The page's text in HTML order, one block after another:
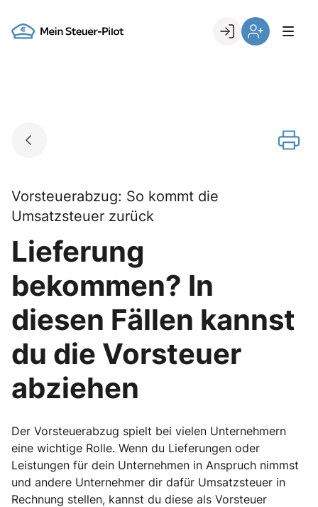
content
Go to landing page.
Vorsteuerabzug: So kommt die
Umsatzsteuer zurück
Lieferung
bekommen? In
diesen Fällen kannst
du die Vorsteuer
abziehen
Der Vorsteuerabzug spielt bei vielen Unternehmern
eine wichtige Rolle. Wenn du Lieferungen oder
Leistungen für dein Unternehmen in Anspruch nimmst
und andere Unternehmer dir dafür Umsatzsteuer in
Rechnung stellen, kannst du diese als Vorsteuer